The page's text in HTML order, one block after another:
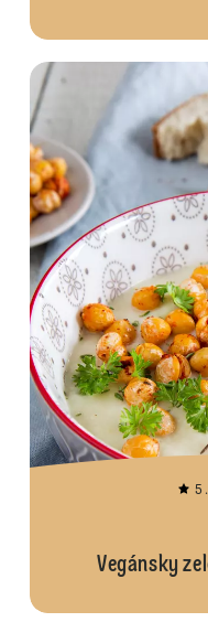
Vegánsky